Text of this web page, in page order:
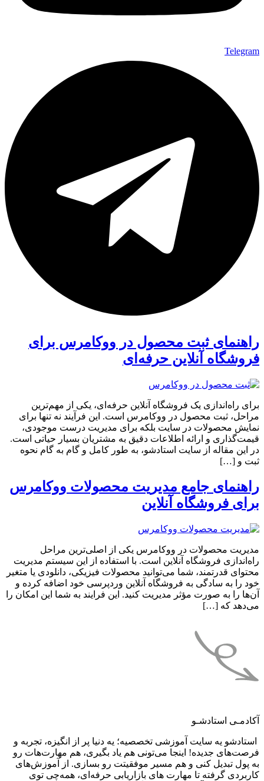
Telegram
راهنمای ثبت محصول در ووکامرس برای
فروشگاه آنلاین حرفه‌ای
برای راه‌اندازی یک فروشگاه آنلاین حرفه‌ای، یکی از مهم‌ترین
مراحل، ثبت محصول در ووکامرس است. این فرآیند نه تنها برای
نمایش محصولات در سایت بلکه برای مدیریت درست موجودی،
قیمت‌گذاری و ارائه اطلاعات دقیق به مشتریان بسیار حیاتی است.
در این مقاله از سایت استادشو، به طور کامل و گام به گام نحوه
ثبت و […]
راهنمای جامع مدیریت محصولات ووکامرس
برای فروشگاه آنلاین
مدیریت محصولات در ووکامرس یکی از اصلی‌ترین مراحل
راه‌اندازی فروشگاه آنلاین است. با استفاده از این سیستم مدیریت
محتوای قدرتمند، شما می‌توانید محصولات فیزیکی، دانلودی یا متغیر
خود را به سادگی به فروشگاه آنلاین وردپرسی خود اضافه کرده و
آن‌ها را به صورت مؤثر مدیریت کنید. این فرایند به شما این امکان را
می‌دهد که […]
آکادمـی استادشـو
استادشو یه سایت آموزشی تخصصیه؛ یه دنیا پر از انگیزه، تجربه و
فرصت‌های جدیده! اینجا می‌تونی هم یاد بگیری، هم مهارت‌هات رو
به پول تبدیل کنی و هم مسیر موفقیتت رو بسازی. از آموزش‌های
کاربردی گرفته تا مهارت های بازاریابی حرفه‌ای، همه‌چی توی